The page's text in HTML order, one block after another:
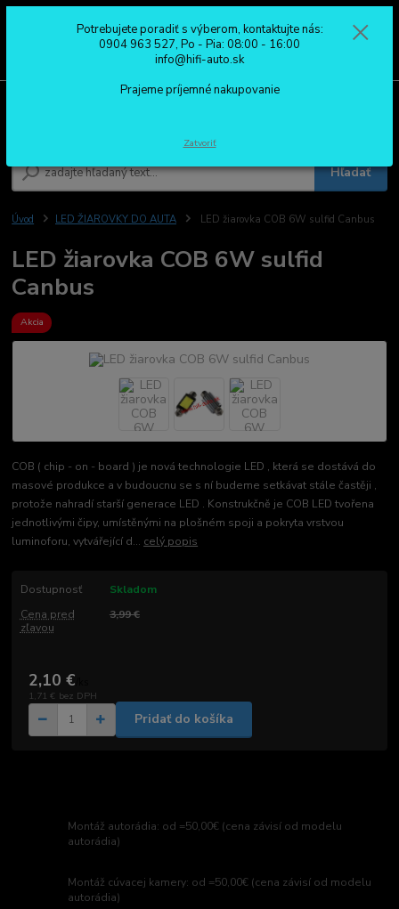
Hľadať
0904 963 527
Po - Pia: 08:00 - 16:00
Úvod LED ŽIAROVKY DO AUTA LED žiarovka COB 6W sulfid Canbus
LED žiarovka COB 6W sulfid
Canbus
Akcia
COB ( chip - on - board ) je nová technologie LED , která se dostává do
masové produkce a v budoucnu se s ní budeme setkávat stále častěji ,
protože nahradí starší generace LED . Konstrukčně je COB LED tvořena
jednotlivými čipy, umístěnými na plošném spoji a pokryta vrstvou
luminoforu, vytvářející d... celý popis
Dostupnosť
Skladom
Cena pred
zľavou
3,99 €
2,10 €
1,71 € bez DPH
Pridať do košíka
Montáž autorádia: od =50,00€ (cena závisí od modelu
autorádia)
Montáž cúvacej kamery: od =50,00€ (cena závisí od modelu
autorádia)
Potrebujete poradiť s výberom, kontaktujte nás:
0904 963 527, Po - Pia: 08:00 - 16:00
info@hifi-auto.sk
Prajeme príjemné nakupovanie
Zatvoriť